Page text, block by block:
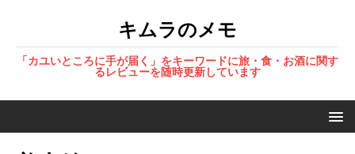
キムラのメモ
「カユいところに手が届く」をキーワードに旅・食・お酒に関す
るレビューを随時更新しています